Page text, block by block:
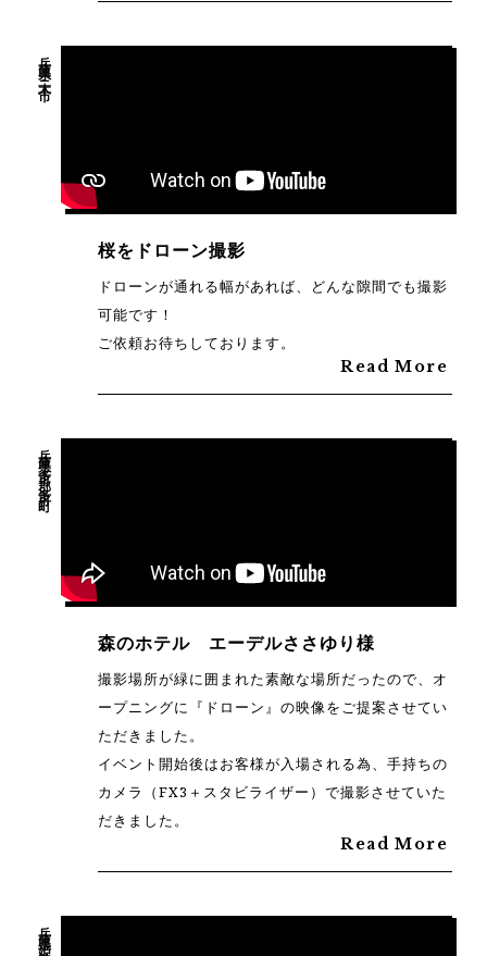
兵庫県三木市
桜をドローン撮影
ドローンが通れる幅があれば、どんな隙間でも撮影
可能です！
ご依頼お待ちしております。
Read More
兵庫県多可郡多可町
森のホテル エーデルささゆり様
撮影場所が緑に囲まれた素敵な場所だったので、オ
ープニングに『ドローン』の映像をご提案させてい
ただきました。
イベント開始後はお客様が入場される為、手持ちの
カメラ（FX3＋スタビライザー）で撮影させていた
だきました。
Read More
兵庫県姫路市